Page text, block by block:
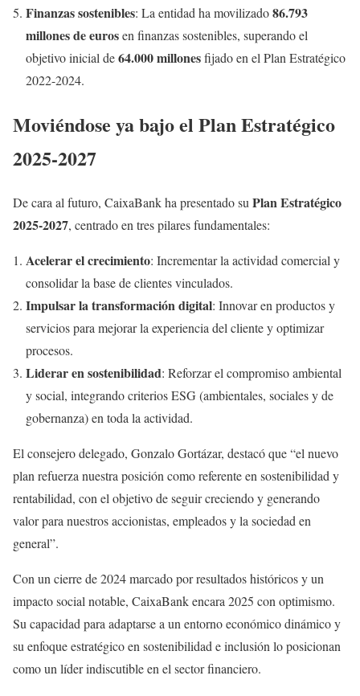
Finanzas sostenibles: La entidad ha movilizado86.793
millones de eurosen finanzas sostenibles, superando el
objetivo inicial de64.000 millonesfijado en el Plan Estratégico
2022-2024.
Moviéndose ya bajo el Plan Estratégico
2025-2027
De cara al futuro, CaixaBank ha presentado su Plan Estratégico
2025-2027, centrado en tres pilares fundamentales:
Acelerar el crecimiento: Incrementar la actividad comercial y
consolidar la base de clientes vinculados.
Impulsar la transformación digital: Innovar en productos y
servicios para mejorar la experiencia del cliente y optimizar
procesos.
Liderar en sostenibilidad: Reforzar el compromiso ambiental
y social, integrando criterios ESG (ambientales, sociales y de
gobernanza) en toda la actividad.
El consejero delegado, Gonzalo Gortázar, destacó que “el nuevo
plan refuerza nuestra posición como referente en sostenibilidad y
rentabilidad, con el objetivo de seguir creciendo y generando
valor para nuestros accionistas, empleados y la sociedad en
general”.
Con un cierre de 2024 marcado por resultados históricos y un
impacto social notable, CaixaBank encara 2025 con optimismo.
Su capacidad para adaptarse a un entorno económico dinámico y
su enfoque estratégico en sostenibilidad e inclusión lo posicionan
como un líder indiscutible en el sector financiero.